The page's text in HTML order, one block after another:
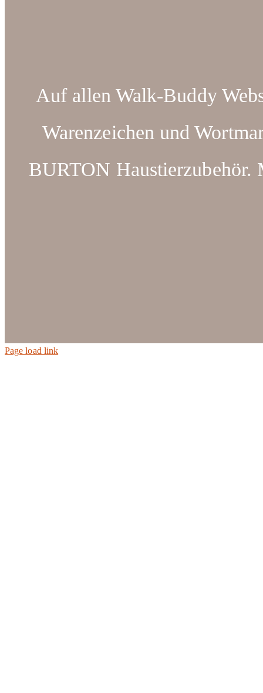
Auf allen Walk-Buddy
Warenzeichen und
BURTON Haustierzubehör.
Page load link